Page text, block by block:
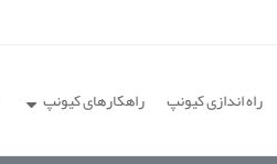
راه اندازی کیونپ راهکارهای کیونپ